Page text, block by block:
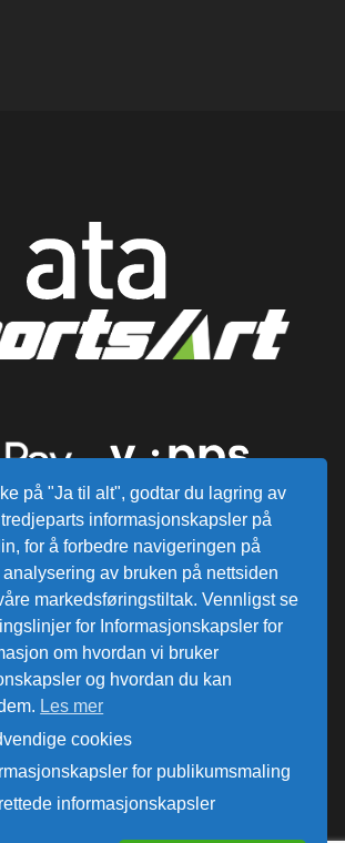
sendes fra vårt lager i
Norge
AS © Alle rettigheter reservert.
på "Ja til alt", godtar du lagring av
informasjonskapsler på
for å forbedre navigeringen på
av bruken på nettsiden
markedsføringstiltak. Vennligst se
for Informasjonskapsler for
om hvordan vi bruker
og hvordan du kan
Les mer
cookies
for publikumsmaling
informasjonskapsler